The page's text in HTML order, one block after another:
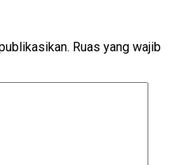
Ruas yang wajib